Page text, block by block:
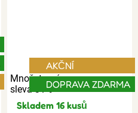
Množstevní
sleva 31%
AKČNÍ
DOPRAVA ZDARMA
Skladem 16 kusů